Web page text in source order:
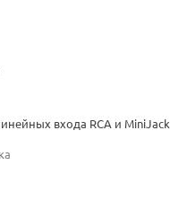
входа RCA и MiniJack